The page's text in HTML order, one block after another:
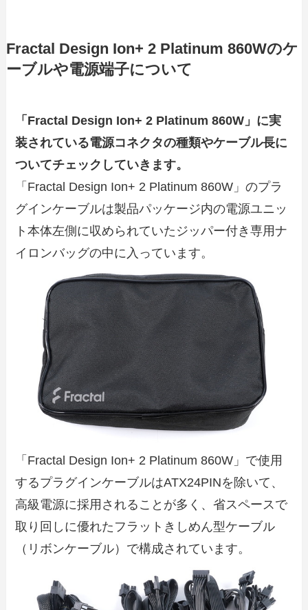
Fractal Design Ion+ 2 Platinum 860Wのケ
ーブルや電源端子について
「Fractal Design Ion+ 2 Platinum 860W」に実
装されている電源コネクタの種類やケーブル長に
ついてチェックしていきます。
「Fractal Design Ion+ 2 Platinum 860W」のプラ
グインケーブルは製品パッケージ内の電源ユニッ
ト本体左側に収められていたジッパー付き専用ナ
イロンバッグの中に入っています。
「Fractal Design Ion+ 2 Platinum 860W」で使用
するプラグインケーブルはATX24PINを除いて、
高級電源に採用されることが多く、省スペースで
取り回しに優れたフラットきしめん型ケーブル
（リボンケーブル）で構成されています。